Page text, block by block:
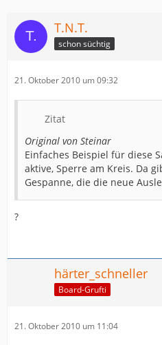
T.N.T.
schon süchtig
21. Oktober 2010 um 09:32
Zitat
Original von Steinar
Einfaches Beispiel für diese
aktive, Sperre am Kreis. Da
Gespanne, die die neue
?
härter_schneller
Board-Grufti
21. Oktober 2010 um 11:04